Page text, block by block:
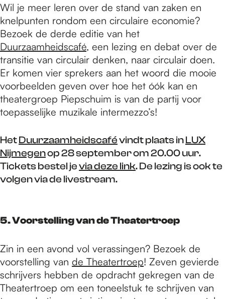
Wil je meer leren over de stand van zaken en
knelpunten rondom een circulaire economie?
Bezoek de derde editie van het
Duurzaamheidscafé, een lezing en debat over de
transitie van circulair denken, naar circulair doen.
Er komen vier sprekers aan het woord die mooie
voorbeelden geven over hoe het óók kan en
theatergroep Piepschuim is van de partij voor
toepasselijke muzikale intermezzo’s!
HetDuurzaamheidscafévindt plaats inLUX
Nijmegenop 28 september om 20.00 uur.
Tickets bestel jevia deze link. De lezing is ook te
volgen via de livestream.
5. Voorstelling van de Theatertroep
Zin in een avond vol verassingen? Bezoek de
voorstelling van de Theatertroep! Zeven gevierde
schrijvers hebben de opdracht gekregen van de
Theatertroep om een toneelstuk te schrijven van